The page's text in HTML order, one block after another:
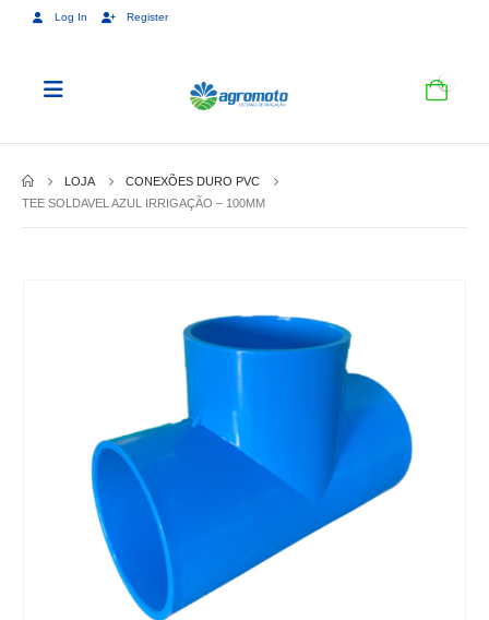
Log In Register
LOJA
CONEXÕES DURO PVC
TEE SOLDAVEL AZUL IRRIGAÇÃO – 100MM